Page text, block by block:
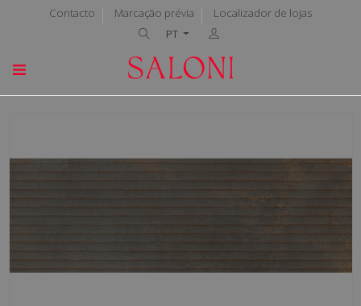
Contacto Marcação prévia
Localizador de lojas
PT